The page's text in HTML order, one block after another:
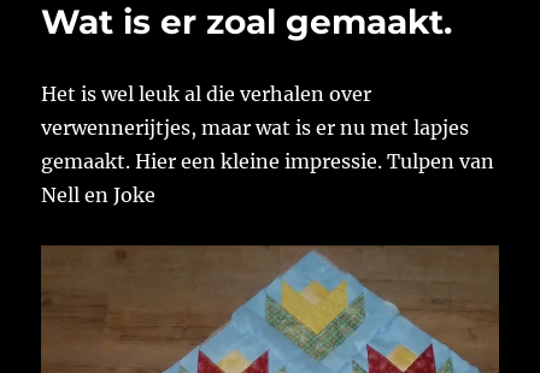
Wat is er zoal gemaakt.
Het is wel leuk al die verhalen over
verwennerijtjes, maar wat is er nu met lapjes
gemaakt. Hier een kleine impressie. Tulpen van
Nell en Joke